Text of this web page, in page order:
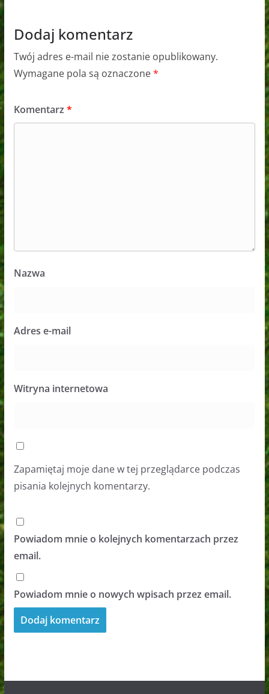
Dodaj komentarz
Twój adres e-mail nie zostanie opublikowany.
Wymagane pola są oznaczone*
Komentarz *
Nazwa
Adres e-mail
Witryna internetowa
Zapamiętaj moje dane w tej przeglądarce podczas
pisania kolejnych komentarzy.
Powiadom mnie o kolejnych komentarzach przez
email.
Powiadom mnie o nowych wpisach przez email.